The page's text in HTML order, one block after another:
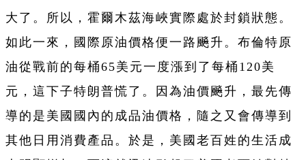
大了。所以，霍爾木茲海峽實際處於封鎖狀態。
如此一來，國際原油價格便一路飈升。布倫特原
油從戰前的每桶65美元一度漲到了每桶120美
元，這下子特朗普慌了。因為油價飈升，最先傳
導的是美國國內的成品油價格，隨之又會傳導到
其他日用消費產品。於是，美國老百姓的生活成